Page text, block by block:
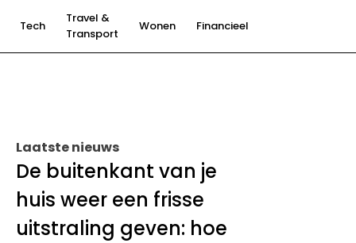
Tech
Travel &
Transport
Wonen Financieel
Laatste nieuws
De buitenkant van je
huis weer een frisse
uitstraling geven: hoe